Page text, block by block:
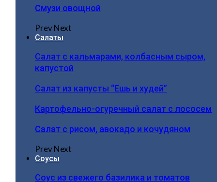
Смузи овощной
PrevNext
Салаты
Салат с кальмарами, колбасным сыром,
капустой
Салат из капусты “Ешь и худей”
Картофельно-огуречный салат с лососем
Салат с рисом, авокадо и кочудяном
PrevNext
Соусы
Соус из свежего базилика и томатов